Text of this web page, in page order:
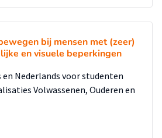
bij mensen met (zeer)
en visuele beperkingen
Nederlands voor studenten
Volwassenen, Ouderen en